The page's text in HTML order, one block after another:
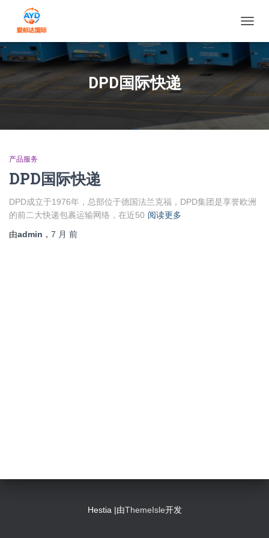
DPD国际快递
产品服务
DPD国际快递
DPD成立于1976年，总部位于德国法兰克福，DPD集团是享誉欧洲
的前二大快递包裹运输网络，在近50 阅读更多
由admin ， 7 月 前
Hestia |由ThemeIsle开发